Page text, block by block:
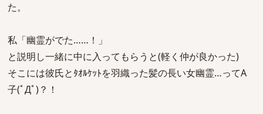
た。
私「幽霊がでた……！」
と説明し一緒に中に入ってもらうと(軽く仲が良かった)
そこには彼氏とﾀｵﾙｹｯﾄを羽織った髪の長い女幽霊…ってA
子(ﾟДﾟ)？！